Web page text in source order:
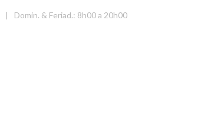
| Domin. & Feriad.: 8h00 a 20h00